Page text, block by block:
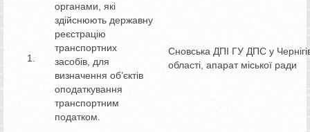
органами, які
здійснюють державну
реєстрацію
транспортних
засобів, для
визначення об’єктів
оподаткування
транспортним
податком.
Сновська ДПІ ГУ ДПС у
області, апарат міської ради